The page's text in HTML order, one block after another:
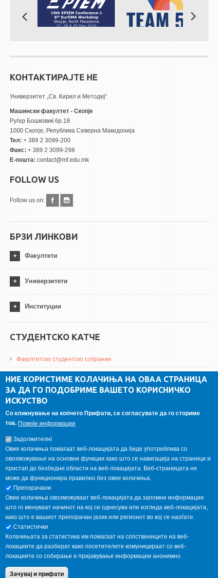
КОНТАКТИРАЈТЕ НЕ
Универзитет „Св. Кирил и Методиј“
Машински факултет - Скопје
Руѓер Бошковиќ бр.18
1000 Скопје, Република Северна Македонија
Тел: + 389 2 3099-200
Факс: + 389 2 3099-298
Е-пошта: contact@mf.edu.mk
FOLLOW US
Follow us on:
БРЗИ ЛИНКОВИ
Факултети
Универзитети
Институции
СТУДЕНТСКО КАТЧЕ
Факултетско студентско собрание
ДА Винчи магазин
Алумни асоцијација
ГАЛЕРИЈА
Copyright © 2013 Garnet All Rights Reserved. Designed by
НИЕ КОРИСТИМЕ КОЛАЧИЊА НА ОВАА СТРАНИЦА
ЗА ДА ГО ПОДОБРИМЕ ВАШЕТО КОРИСНИЧКО
ИСКУСТВО
Со кликнување на копчето Прифати, се согласувате да го сториме
тоа. Повеќе информации
Задолжителнi
Овие колачиња помагаат веб-локацијата да биде употреблива со
овозможување на основни функции како што се навигација на страници и
пристап до безбедни области на веб-локацијата. Веб-страницата не
може да функционира правилно без овие колачиња.
Препорачани
Овие колачиња овозможуваат веб-локацијата да запомни информации
што го менуваат начинот на кој се однесува или изгледа веб-локацијата,
како што е вашиот препорачан јазик или регионот во кој се наоѓате.
Статистички
Колачињата за статистика им помагаат на сопствениците на веб-
локациите да разберат како посетителите комуницираат со веб-
локациите со собирање и пријавување информации анонимно.
Зачувај и прифати